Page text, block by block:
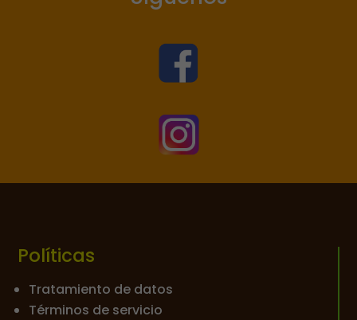


Políticas
Tratamiento de datos
Términos de servicio